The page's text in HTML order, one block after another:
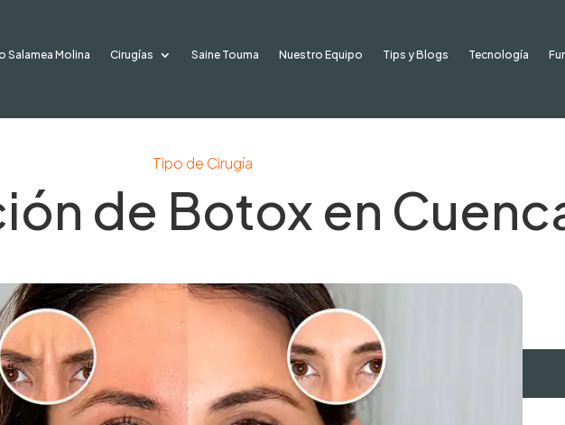
Salamea Molina Cirugías Saine Touma Nuestro Equipo Tips y Blogs Tecnología
Tipo de Cirugía
de Botox en